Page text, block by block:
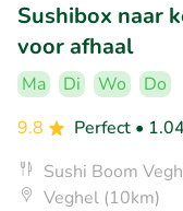
Sushibox naar
voor afhaal
Ma Di Wo
Do
9.8
Perfect •
Sushi Boom
Veghel (10km)